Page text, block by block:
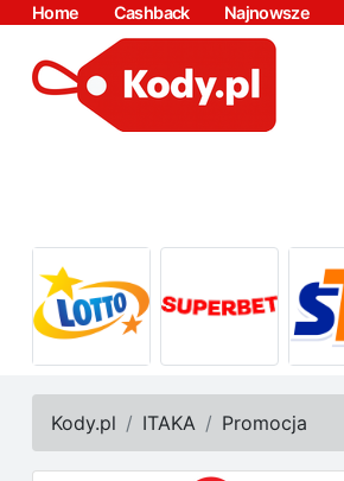
Home Cashback Najnowsze
Kody.pl ITAKA Promocja